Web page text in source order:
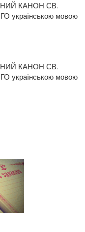
КАНОН СВ.
українською мовою
КАНОН СВ.
українською мовою